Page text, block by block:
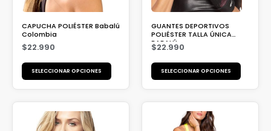
CAPUCHA POLIÉSTER Babalú
Colombia
$22.990
SELECCIONAR OPCIONES
GUANTES DEPORTIVOS
POLIÉSTER TALLA ÚNICA
BABALÚ
$22.990
SELECCIONAR OPCIONES